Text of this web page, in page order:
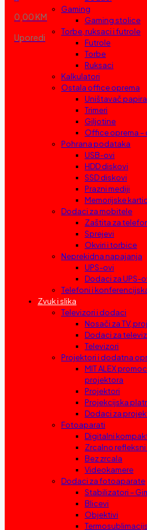
0,00 KM
Uporedi
Gaming
Gaming stolice
Torbe, ruksaci i futrole
Futrole
Torbe
Ruksaci
Kalkulatori
Ostala office oprema
Uništavač
Trimeri
Giljotine
Office oprema –
Pohrana podataka
USB-ovi
HDD diskovi
SSD diskovi
Prazni mediji
Memorijske
Dodaci za mobitele
Zaštita za
Sprejevi
Okviri i torbice
Neprekidna napajanja
UPS-ovi
Dodaci za UPS-
Telefoni i
Zvuk i slika
Televizori i dodaci
Nosači za TV,
Dodaci za
Televizori
Projektori i dodatna
MIT ALEX
projektora
Projektori
Projekcijska
Dodaci za
Fotoaparati
Digitalni
Zrcalno
Bez zrcala
Videokamere
Dodaci za fotoaparate
Stabilizatori –
Blicevi
Objektivi